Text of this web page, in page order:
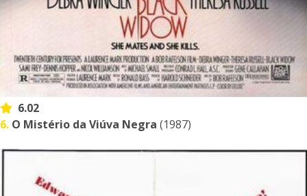
6.02
6. O Mistério da Viúva Negra (1987)